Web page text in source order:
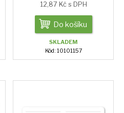
12,87 Kč s DPH
Do košíku
SKLADEM
Kód: 10101157